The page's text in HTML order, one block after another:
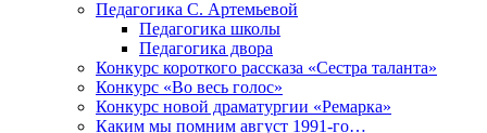
Педагогика С. Артемьевой
Педагогика школы
Педагогика двора
Конкурс короткого рассказа «Сестра таланта»
Конкурс «Во весь голос»
Конкурс новой драматургии «Ремарка»
Каким мы помним август 1991-го…